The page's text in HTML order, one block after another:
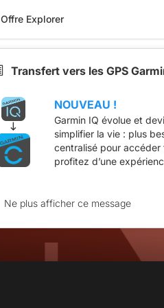
Offre Explorer
Transfert vers les GPS
NOUVEAU !
Garmin IQ évolue et
simplifier la vie : plus
centralisé pour accéder
profitez d’une
Ne plus afficher ce message